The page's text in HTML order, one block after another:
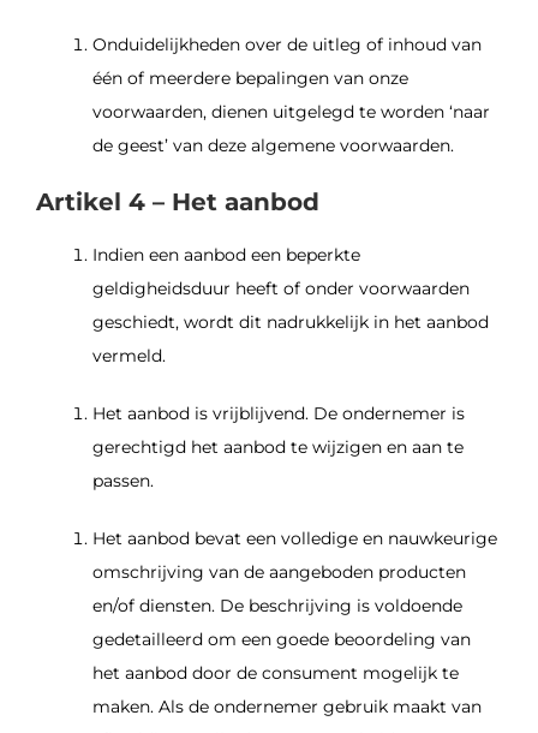
Onduidelijkheden over de uitleg of inhoud van
één of meerdere bepalingen van onze
voorwaarden, dienen uitgelegd te worden ‘naar
de geest’ van deze algemene voorwaarden.
Artikel 4 – Het aanbod
Indien een aanbod een beperkte
geldigheidsduur heeft of onder voorwaarden
geschiedt, wordt dit nadrukkelijk in het aanbod
vermeld.
Het aanbod is vrijblijvend. De ondernemer is
gerechtigd het aanbod te wijzigen en aan te
passen.
Het aanbod bevat een volledige en nauwkeurige
omschrijving van de aangeboden producten
en/of diensten. De beschrijving is voldoende
gedetailleerd om een goede beoordeling van
het aanbod door de consument mogelijk te
maken. Als de ondernemer gebruik maakt van